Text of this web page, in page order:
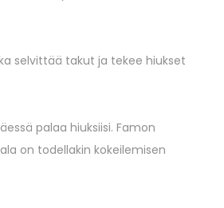
selvittää takut ja tekee hiukset
palaa hiuksiisi. Famon
on todellakin kokeilemisen